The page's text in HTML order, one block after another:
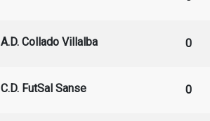
A.D. Collado Villalba 0
C.D. FutSal Sanse 0